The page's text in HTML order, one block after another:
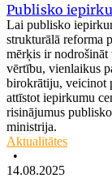
Publisko
Lai publisko
strukturālā reforma
mērķis ir
vērtību, vienlaikus
birokrātiju, veicinot
attīstot iepirkumu
risinājumus
ministrija.
Aktualitātes
•
14.08.2025